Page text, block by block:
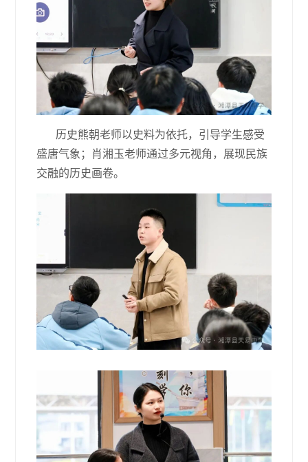
历史熊朝老师以史料为依托，引导学生感受
盛唐气象；肖湘玉老师通过多元视角，展现民族
交融的历史画卷。